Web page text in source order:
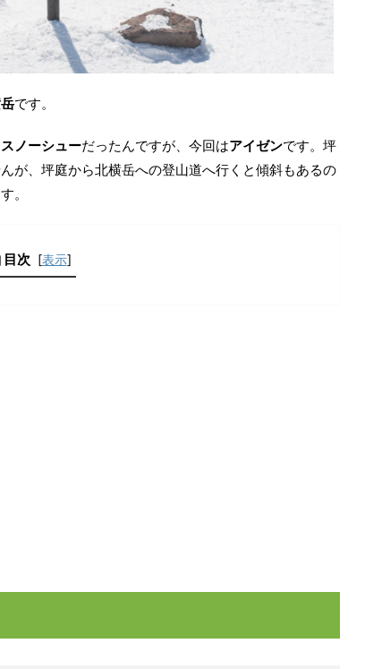
です。
スノーシューだったんですが、今回はアイゼンです。坪
が、坪庭から北横岳への登山道へ行くと傾斜もあるの
。
目次 [表示]